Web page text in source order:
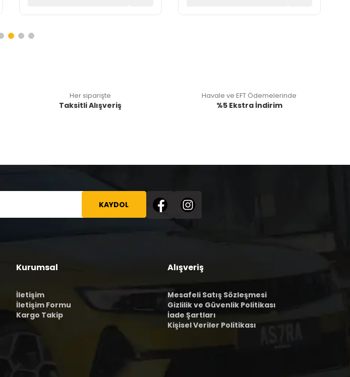
Her siparişte
Taksitli Alışveriş
Havale ve EFT Ödemelerinde
%5 Ekstra İndirim
KAYDOL
Kurumsal
İletişim
İletişim Formu
Kargo Takip
Alışveriş
Mesafeli Satış Sözleşmesi
Gizlilik ve Güvenlik Politikası
İade Şartları
Kişisel Veriler Politikası